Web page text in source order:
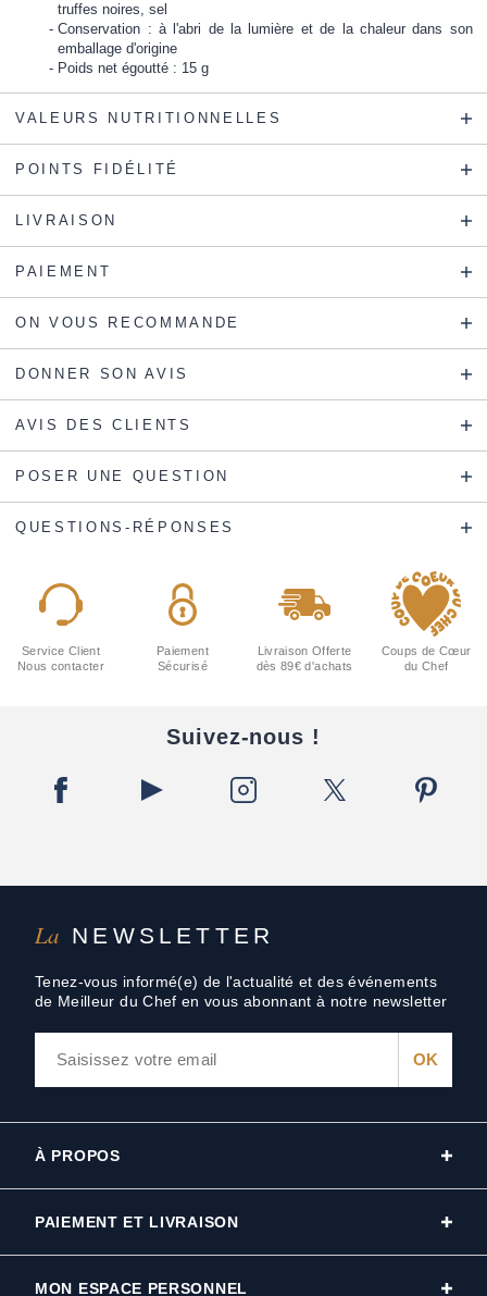
truffes noires, sel
Conservation : à l'abri de la lumière et de la chaleur dans son
emballage d'origine
Poids net égoutté : 15 g
VALEURS NUTRITIONNELLES
POINTS FIDÉLITÉ
LIVRAISON
PAIEMENT
ON VOUS RECOMMANDE
DONNER SON AVIS
AVIS DES CLIENTS
POSER UNE QUESTION
QUESTIONS-RÉPONSES
La NEWSLETTER
Tenez-vous informé(e) de l'actualité et des événements
de Meilleur du Chef en vous abonnant à notre newsletter
Service Client
Nous contacter
Paiement
Sécurisé
Livraison Offerte
dès 89€ d'achats
Coups de Cœur
du Chef
Suivez-nous !
À PROPOS
PAIEMENT ET LIVRAISON
MON ESPACE PERSONNEL